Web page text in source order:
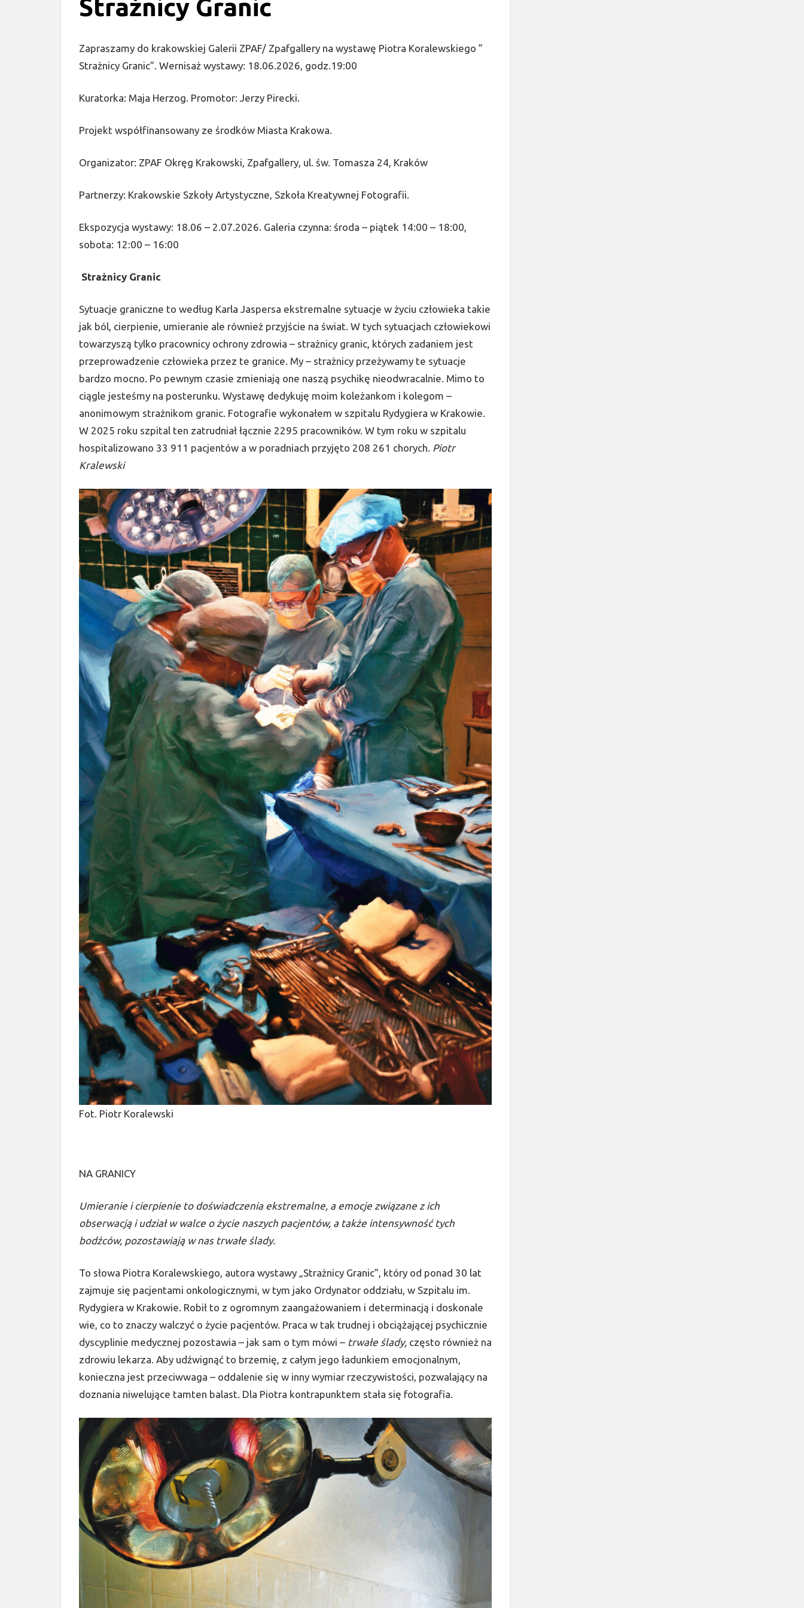
Strażnicy Granic
Zapraszamy do krakowskiej Galerii ZPAF/ Zpafgallery na wystawę Piotra Koralewskiego ”
Strażnicy Granic”. Wernisaż wystawy: 18.06.2026, godz.19:00
Kuratorka: Maja Herzog. Promotor: Jerzy Pirecki.
Projekt współfinansowany ze środków Miasta Krakowa.
Organizator: ZPAF Okręg Krakowski, Zpafgallery, ul. św. Tomasza 24, Kraków
Partnerzy: Krakowskie Szkoły Artystyczne, Szkoła Kreatywnej Fotografii.
Ekspozycja wystawy: 18.06 – 2.07.2026. Galeria czynna: środa – piątek 14:00 – 18:00,
sobota: 12:00 – 16:00
Strażnicy Granic
Sytuacje graniczne to według Karla Jaspersa ekstremalne sytuacje w życiu człowieka takie
jak ból, cierpienie, umieranie ale również przyjście na świat. W tych sytuacjach człowiekowi
towarzyszą tylko pracownicy ochrony zdrowia – strażnicy granic, których zadaniem jest
przeprowadzenie człowieka przez te granice. My – strażnicy przeżywamy te sytuacje
bardzo mocno. Po pewnym czasie zmieniają one naszą psychikę nieodwracalnie. Mimo to
ciągle jesteśmy na posterunku. Wystawę dedykuję moim koleżankom i kolegom –
anonimowym strażnikom granic. Fotografie wykonałem w szpitalu Rydygiera w Krakowie.
W 2025 roku szpital ten zatrudniał łącznie 2295 pracowników. W tym roku w szpitalu
hospitalizowano 33 911 pacjentów a w poradniach przyjęto 208 261 chorych. Piotr
Kralewski
Fot. Piotr Koralewski
NA GRANICY
Umieranie i cierpienie to doświadczenia ekstremalne, a emocje związane z ich
obserwacją i udział w walce o życie naszych pacjentów, a także intensywność tych
bodźców, pozostawiają w nas trwałe ślady.
To słowa Piotra Koralewskiego, autora wystawy „Strażnicy Granic”, który od ponad 30 lat
zajmuje się pacjentami onkologicznymi, w tym jako Ordynator oddziału, w Szpitalu im.
Rydygiera w Krakowie. Robił to z ogromnym zaangażowaniem i determinacją i doskonale
wie, co to znaczy walczyć o życie pacjentów. Praca w tak trudnej i obciążającej psychicznie
dyscyplinie medycznej pozostawia – jak sam o tym mówi – trwałe ślady, często również na
zdrowiu lekarza. Aby udźwignąć to brzemię, z całym jego ładunkiem emocjonalnym,
konieczna jest przeciwwaga – oddalenie się w inny wymiar rzeczywistości, pozwalający na
doznania niwelujące tamten balast. Dla Piotra kontrapunktem stała się fotografia.